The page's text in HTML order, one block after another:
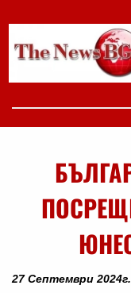
27 Септември 2024г.